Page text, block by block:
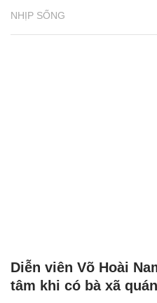
NHỊP SỐNG
Diễn viên Võ Hoài
tâm khi có bà xã